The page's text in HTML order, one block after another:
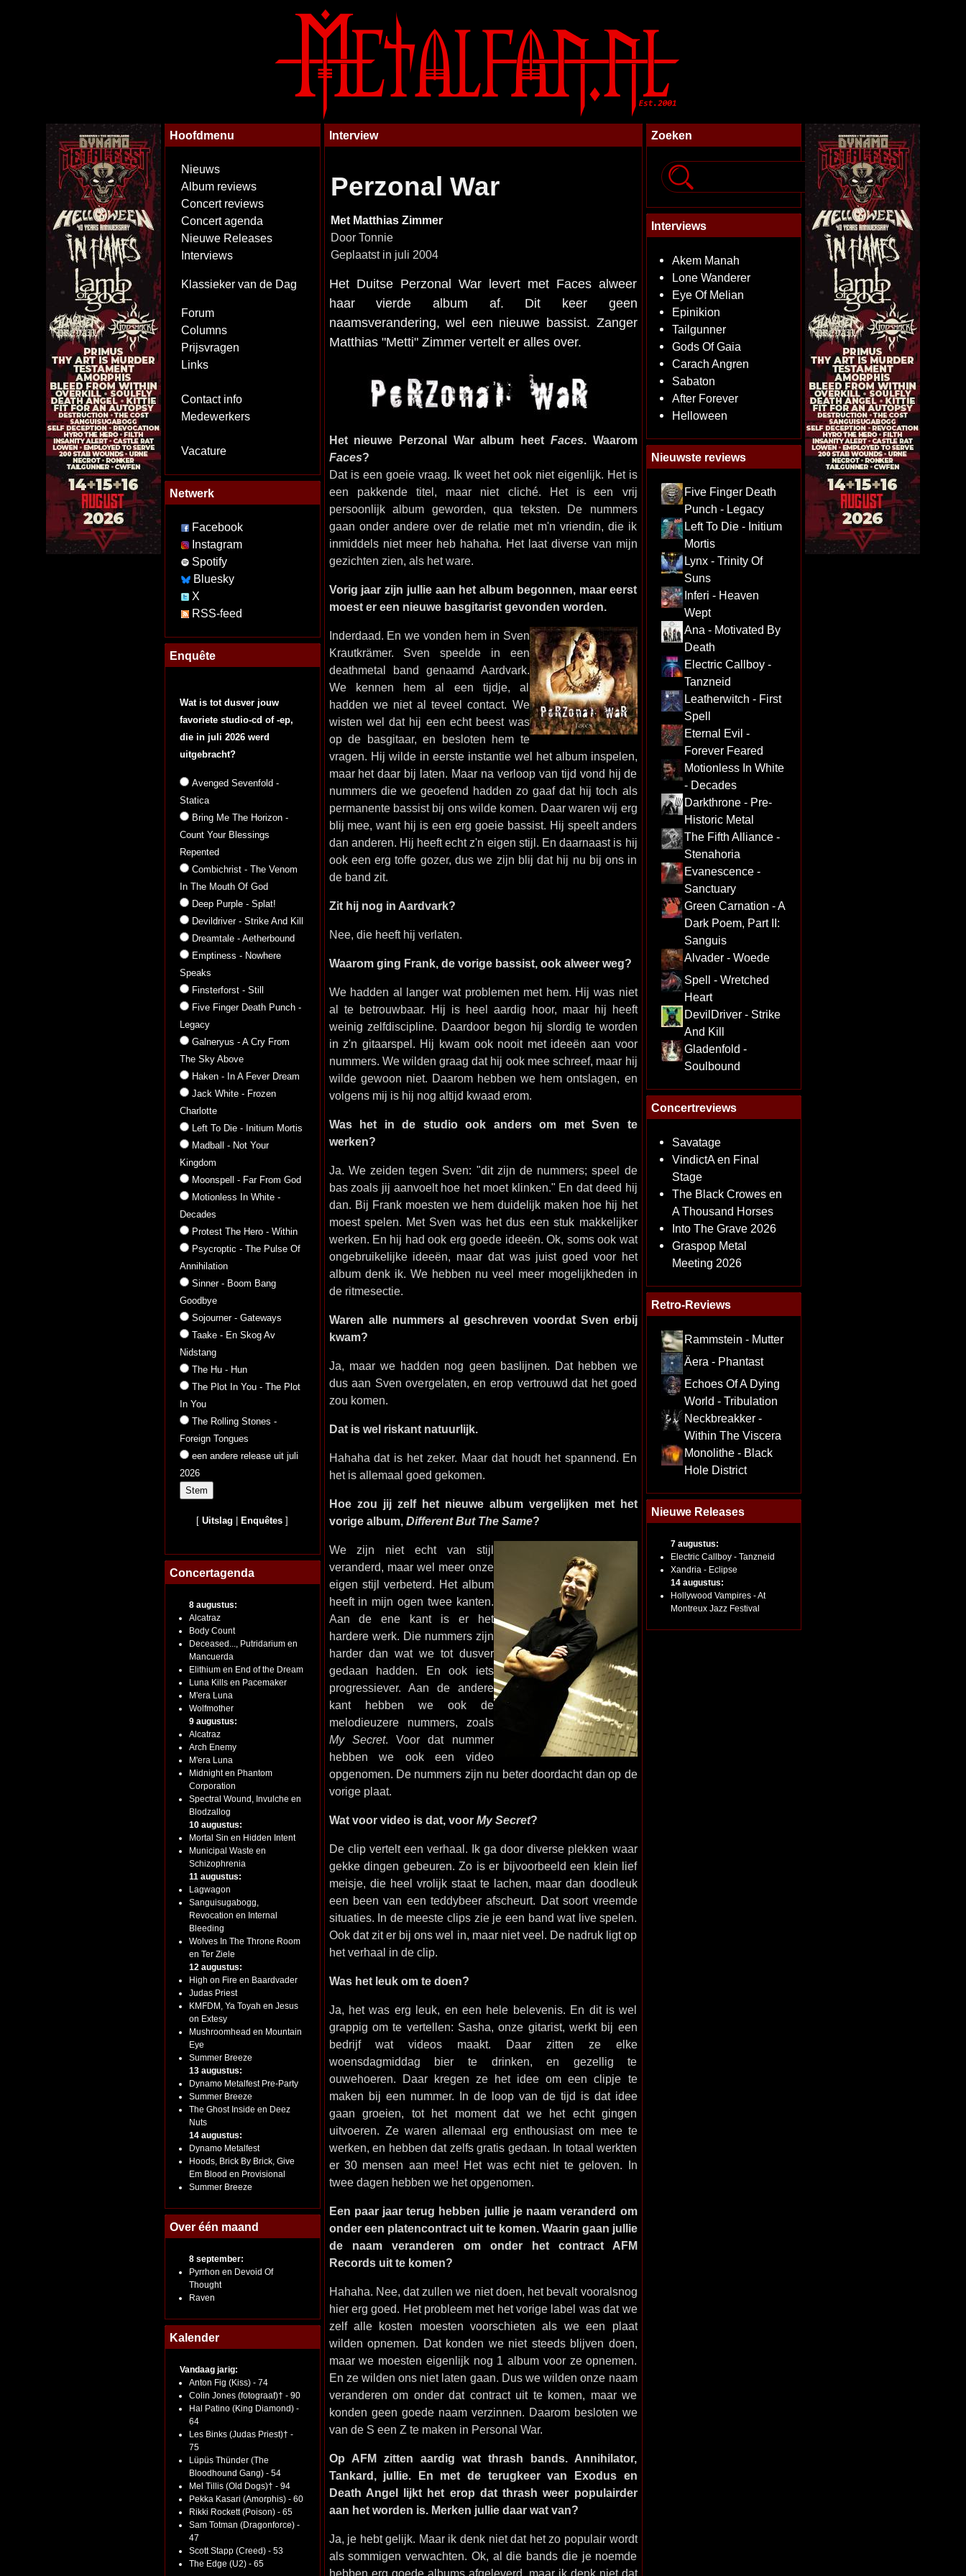
Hoofdmenu
Nieuws
Album reviews
Concert reviews
Concert agenda
Nieuwe Releases
Interviews
Klassieker van de Dag
Forum
Columns
Prijsvragen
Links
Contact info
Medewerkers
Vacature
Netwerk
Facebook
Instagram
Spotify
Bluesky
X
RSS-feed
Enquête
Wat is tot dusver jouw
favoriete studio-cd of -ep,
die in juli 2026 werd
uitgebracht?
Avenged Sevenfold -
Statica
Bring Me The Horizon -
Count Your Blessings
Repented
Combichrist - The Venom
In The Mouth Of God
Deep Purple - Splat!
Devildriver - Strike And Kill
Dreamtale - Aetherbound
Emptiness - Nowhere
Speaks
Finsterforst - Still
Five Finger Death Punch -
Legacy
Galneryus - A Cry From
The Sky Above
Haken - In A Fever Dream
Jack White - Frozen
Charlotte
Left To Die - Initium Mortis
Madball - Not Your
Kingdom
Moonspell - Far From God
Motionless In White -
Decades
Protest The Hero - Within
Psycroptic - The Pulse Of
Annihilation
Sinner - Boom Bang
Goodbye
Sojourner - Gateways
Taake - En Skog Av
Nidstang
The Hu - Hun
The Plot In You - The Plot
In You
The Rolling Stones -
Foreign Tongues
een andere release uit juli
2026
[Uitslag Enquêtes ]
Concertagenda
8 augustus:
Alcatraz
Body Count
Deceased..., Putridarium en
Mancuerda
Elithium en End of the Dream
Luna Kills en Pacemaker
M'era Luna
Wolfmother
9 augustus:
Alcatraz
Arch Enemy
M'era Luna
Midnight en Phantom
Corporation
Spectral Wound, Invulche en
Blodzallog
10 augustus:
Mortal Sin en Hidden Intent
Municipal Waste en
Schizophrenia
11 augustus:
Lagwagon
Sanguisugabogg,
Revocation en Internal
Bleeding
Wolves In The Throne Room
en Ter Ziele
12 augustus:
High on Fire en Baardvader
Judas Priest
KMFDM, Ya Toyah en Jesus
on Extesy
Mushroomhead en Mountain
Eye
Summer Breeze
13 augustus:
Dynamo Metalfest Pre-Party
Summer Breeze
The Ghost Inside en Deez
Nuts
14 augustus:
Dynamo Metalfest
Hoods, Brick By Brick, Give
Em Blood en Provisional
Summer Breeze
Over één maand
8 september:
Pyrrhon en Devoid Of
Thought
Raven
Kalender
Vandaag jarig:
Anton Fig (Kiss) - 74
Colin Jones (fotograaf)† - 90
Hal Patino (King Diamond) -
64
Les Binks (Judas Priest)† -
75
Lüpüs Thünder (The
Bloodhound Gang) - 54
Mel Tillis (Old Dogs)† - 94
Pekka Kasari (Amorphis) - 60
Rikki Rockett (Poison) - 65
Sam Totman (Dragonforce) -
47
Scott Stapp (Creed) - 53
The Edge (U2) - 65
Interview
Perzonal War
Met Matthias Zimmer
Door Tonnie
Geplaatst in juli 2004
Het Duitse Perzonal War levert met Faces alweer
haar vierde album af. Dit keer geen
naamsverandering, wel een nieuwe bassist. Zanger
Matthias "Metti" Zimmer vertelt er alles over.
Het nieuwe Perzonal War album heet Faces. Waarom
Faces?
Dat is een goeie vraag. Ik weet het ook niet eigenlijk. Het is
een pakkende titel, maar niet cliché. Het is een vrij
persoonlijk album geworden, qua teksten. De nummers
gaan onder andere over de relatie met m'n vriendin, die ik
inmiddels niet meer heb hahaha. Het laat diverse van mijn
gezichten zien, als het ware.
Vorig jaar zijn jullie aan het album begonnen, maar eerst
moest er een nieuwe basgitarist gevonden worden.
Inderdaad. En we vonden hem in Sven
Krautkrämer. Sven speelde in een
deathmetal band genaamd Aardvark.
We kennen hem al een tijdje, al
hadden we niet al teveel contact. We
wisten wel dat hij een echt beest was
op de basgitaar, en besloten hem te
vragen. Hij wilde in eerste instantie wel het album inspelen,
maar het daar bij laten. Maar na verloop van tijd vond hij de
nummers die we geoefend hadden zo gaaf dat hij toch als
permanente bassist bij ons wilde komen. Daar waren wij erg
blij mee, want hij is een erg goeie bassist. Hij speelt anders
dan anderen. Hij heeft echt z'n eigen stijl. En daarnaast is hij
ook een erg toffe gozer, dus we zijn blij dat hij nu bij ons in
de band zit.
Zit hij nog in Aardvark?
Nee, die heeft hij verlaten.
Waarom ging Frank, de vorige bassist, ook alweer weg?
We hadden al langer wat problemen met hem. Hij was niet
al te betrouwbaar. Hij is heel aardig hoor, maar hij heeft
weinig zelfdiscipline. Daardoor begon hij slordig te worden
in z'n gitaarspel. Hij kwam ook nooit met ideeën aan voor
nummers. We wilden graag dat hij ook mee schreef, maar hij
wilde gewoon niet. Daarom hebben we hem ontslagen, en
volgens mij is hij nog altijd kwaad erom.
Was het in de studio ook anders om met Sven te
werken?
Ja. We zeiden tegen Sven: "dit zijn de nummers; speel de
bas zoals jij aanvoelt hoe het moet klinken." En dat deed hij
dan. Bij Frank moesten we hem duidelijk maken hoe hij het
moest spelen. Met Sven was het dus een stuk makkelijker
werken. En hij had ook erg goede ideeën. Ok, soms ook wat
ongebruikelijke ideeën, maar dat was juist goed voor het
album denk ik. We hebben nu veel meer mogelijkheden in
de ritmesectie.
Waren alle nummers al geschreven voordat Sven erbij
kwam?
Ja, maar we hadden nog geen baslijnen. Dat hebben we
dus aan Sven overgelaten, en erop vertrouwd dat het goed
zou komen.
Dat is wel riskant natuurlijk.
Hahaha dat is het zeker. Maar dat houdt het spannend. En
het is allemaal goed gekomen.
Hoe zou jij zelf het nieuwe album vergelijken met het
vorige album, Different But The Same?
We zijn niet echt van stijl
veranderd, maar wel meer onze
eigen stijl verbeterd. Het album
heeft in mijn ogen twee kanten.
Aan de ene kant is er het
hardere werk. Die nummers zijn
harder dan wat we tot dusver
gedaan hadden. En ook iets
progressiever. Aan de andere
kant hebben we ook de
melodieuzere nummers, zoals
My Secret. Voor dat nummer
hebben we ook een video
opgenomen. De nummers zijn nu beter doordacht dan op de
vorige plaat.
Wat voor video is dat, voor My Secret?
De clip vertelt een verhaal. Ik ga door diverse plekken waar
gekke dingen gebeuren. Zo is er bijvoorbeeld een klein lief
meisje, die heel vrolijk staat te lachen, maar dan doodleuk
een been van een teddybeer afscheurt. Dat soort vreemde
situaties. In de meeste clips zie je een band wat live spelen.
Ook dat zit er bij ons wel in, maar niet veel. De nadruk ligt op
het verhaal in de clip.
Was het leuk om te doen?
Ja, het was erg leuk, en een hele belevenis. En dit is wel
grappig om te vertellen: Sasha, onze gitarist, werkt bij een
bedrijf wat videos maakt. Daar zitten ze elke
woensdagmiddag bier te drinken, en gezellig te
ouwehoeren. Daar kregen ze het idee om een clipje te
maken bij een nummer. In de loop van de tijd is dat idee
gaan groeien, tot het moment dat we het echt gingen
uitvoeren. Ze waren allemaal erg enthousiast om mee te
werken, en hebben dat zelfs gratis gedaan. In totaal werkten
er 30 mensen aan mee! Het was echt niet te geloven. In
twee dagen hebben we het opgenomen.
Een paar jaar terug hebben jullie je naam veranderd om
onder een platencontract uit te komen. Waarin gaan jullie
de naam veranderen om onder het contract AFM
Records uit te komen?
Hahaha. Nee, dat zullen we niet doen, het bevalt vooralsnog
hier erg goed. Het probleem met het vorige label was dat we
zelf alle kosten moesten voorschieten als we een plaat
wilden opnemen. Dat konden we niet steeds blijven doen,
maar we moesten eigenlijk nog 1 album voor ze opnemen.
En ze wilden ons niet laten gaan. Dus we wilden onze naam
veranderen om onder dat contract uit te komen, maar we
konden geen goede naam verzinnen. Daarom besloten we
van de S een Z te maken in Personal War.
Op AFM zitten aardig wat thrash bands. Annihilator,
Tankard, jullie. En met de terugkeer van Exodus en
Death Angel lijkt het erop dat thrash weer populairder
aan het worden is. Merken jullie daar wat van?
Ja, je hebt gelijk. Maar ik denk niet dat het zo populair wordt
als sommigen verwachten. Ok, al die bands die je noemde
hebben erg goede albums afgeleverd, maar ik denk niet dat
Zoeken
Interviews
Akem Manah
Lone Wanderer
Eye Of Melian
Epinikion
Tailgunner
Gods Of Gaia
Carach Angren
Sabaton
After Forever
Helloween
Nieuwste reviews
Five Finger Death
Punch - Legacy
Left To Die - Initium
Mortis
Lynx - Trinity Of
Suns
Inferi - Heaven
Wept
Ana - Motivated By
Death
Electric Callboy -
Tanzneid
Leatherwitch - First
Spell
Eternal Evil -
Forever Feared
Motionless In White
- Decades
Darkthrone - Pre-
Historic Metal
The Fifth Alliance -
Stenahoria
Evanescence -
Sanctuary
Green Carnation - A
Dark Poem, Part II:
Sanguis
Alvader - Woede
Spell - Wretched
Heart
DevilDriver - Strike
And Kill
Gladenfold -
Soulbound
Concertreviews
Savatage
VindictA en Final
Stage
The Black Crowes en
A Thousand Horses
Into The Grave 2026
Graspop Metal
Meeting 2026
Retro-Reviews
Rammstein - Mutter
Äera - Phantast
Echoes Of A Dying
World - Tribulation
Neckbreakker -
Within The Viscera
Monolithe - Black
Hole District
Nieuwe Releases
7 augustus:
Electric Callboy - Tanzneid
Xandria - Eclipse
14 augustus:
Hollywood Vampires - At
Montreux Jazz Festival